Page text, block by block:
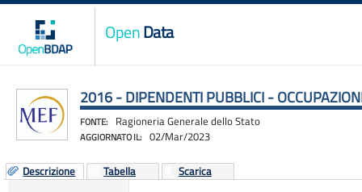
OpenData
2016 - DIPENDENTI PUBBLICI -
FONTE: Ragioneria Generale dello Stato
AGGIORNATO IL: 02/Mar/2023
Descrizione Tabella Scarica